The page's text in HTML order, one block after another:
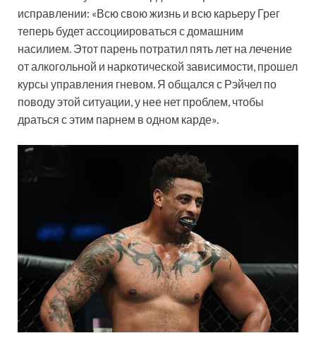
исправлении: «Всю свою жизнь и всю карьеру Грег
теперь будет ассоциироваться с домашним
насилием. Этот парень потратил пять лет на лечение
от алкогольной и наркотической зависимости, прошел
курсы управления гневом. Я общался с Рэйчел по
поводу этой ситуации, у нее нет проблем, чтобы
драться с этим парнем в одном карде».